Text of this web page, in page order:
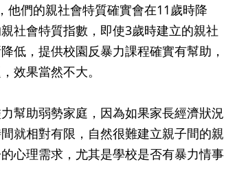
他們的親社會特質確實會在11歲時降
社會特質指數，即使3歲時建立的親社
低，提供校園反暴力課程確實有幫助，
效果當然不大。
幫助弱勢家庭，因為如果家長經濟狀況
就相對有限，自然很難建立親子間的親
心理需求，尤其是學校是否有暴力情事